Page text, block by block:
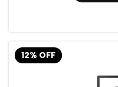
12% OFF